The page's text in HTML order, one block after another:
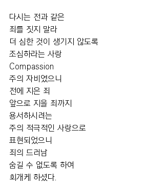
다시는 전과 같은
죄를 짓지 말라
더 심한 것이 생기지 않도록
조심하라는 사랑
Compassion
주의 자비였으니
전에 지은 죄
앞으로 지을 죄까지
용서하시려는
주의 적극적인 사랑으로
표현되었으니
죄의 드러남
숨길 수 없도록 하여
회개케 하셨다.